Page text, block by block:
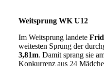
Weitsprung WK U12
Im Weitsprung landete
weitesten Sprung der
3,81m. Damit sprang sie
Konkurrenz aus 24